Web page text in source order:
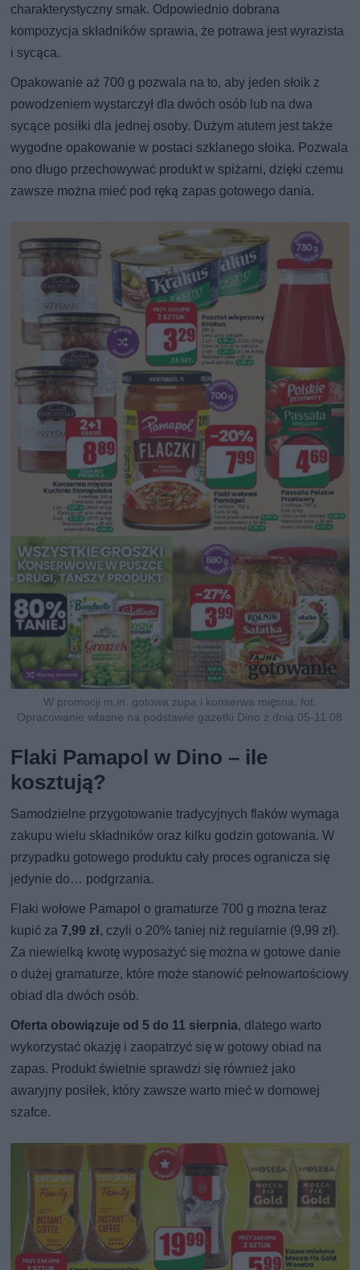
charakterystyczny smak. Odpowiednio dobrana
kompozycja składników sprawia, że potrawa jest wyrazista
i sycąca.
Opakowanie aż 700 g pozwala na to, aby jeden słoik z
powodzeniem wystarczył dla dwóch osób lub na dwa
sycące posiłki dla jednej osoby. Dużym atutem jest także
wygodne opakowanie w postaci szklanego słoika. Pozwala
ono długo przechowywać produkt w spiżarni, dzięki czemu
zawsze można mieć pod ręką zapas gotowego dania.
W promocji m.in. gotowa zupa i konserwa mięsna, fot.
Opracowanie własne na podstawie gazetki Dino z dnia 05-11.08
Flaki Pamapol w Dino – ile
kosztują?
Samodzielne przygotowanie tradycyjnych flaków wymaga
zakupu wielu składników oraz kilku godzin gotowania. W
przypadku gotowego produktu cały proces ogranicza się
jedynie do… podgrzania.
Flaki wołowe Pamapol o gramaturze 700 g można teraz
kupić za 7,99 zł, czyli o 20% taniej niż regularnie (9,99 zł).
Za niewielką kwotę wyposażyć się można w gotowe danie
o dużej gramaturze, które może stanowić pełnowartościowy
obiad dla dwóch osób.
Oferta obowiązuje od 5 do 11 sierpnia, dlatego warto
wykorzystać okazję i zaopatrzyć się w gotowy obiad na
zapas. Produkt świetnie sprawdzi się również jako
awaryjny posiłek, który zawsze warto mieć w domowej
szafce.